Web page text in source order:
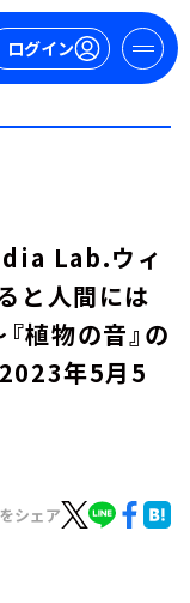
ログイン
Lab.ウィ
と人間には
植物の音』の
年5月5
シェア